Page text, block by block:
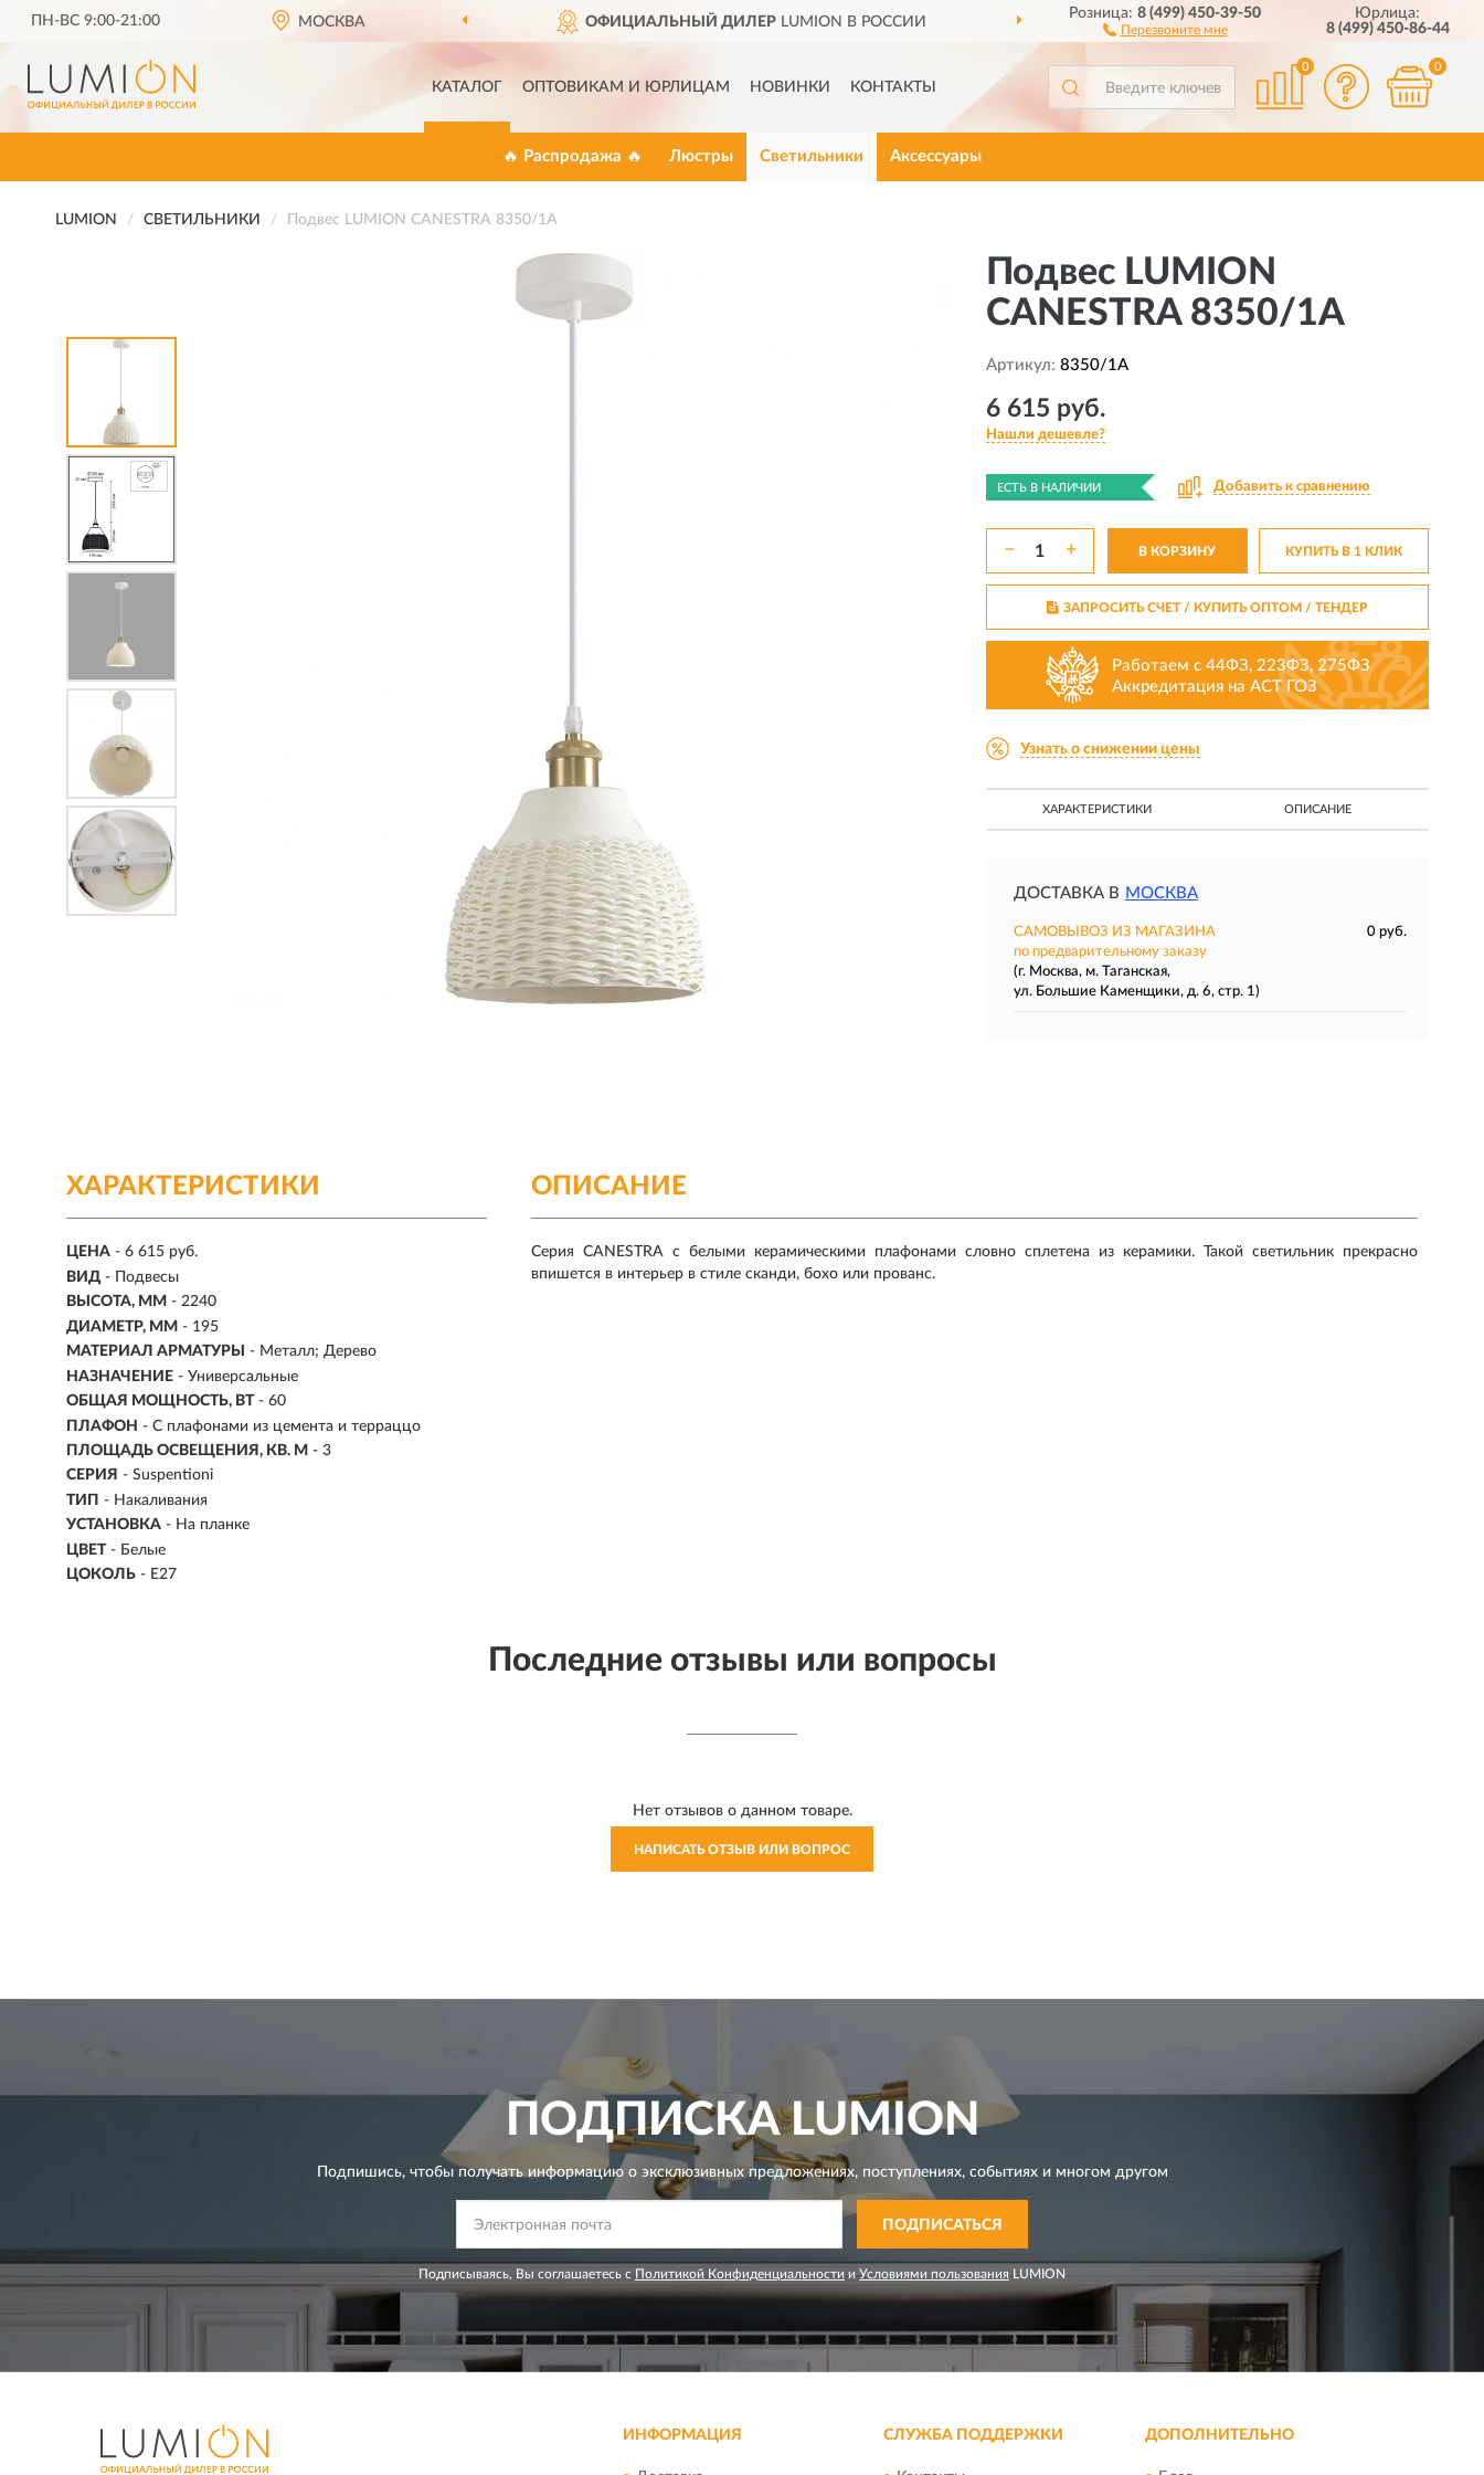
ПН-ВС 9:00-21:00 МОСКВА ОФИЦИАЛЬНЫЙ ДИЛЕР LUMION В РОССИИ ДОСТАВИМ ПО ВСЕЙ РОССИИ
Розница:8 (499) 450-39-50
Перезвоните мне
Юрлица:
8 (499) 450-86-44
КАТАЛОГ ОПТОВИКАМ И ЮРЛИЦАМ НОВИНКИ КОНТАКТЫ
0 0
🔥 Распродажа 🔥 Люстры Светильники Аксессуары
LUMION СВЕТИЛЬНИКИ Подвес LUMION CANESTRA 8350/1A
Подвес LUMION
CANESTRA 8350/1A
Артикул: 8350/1A
6 615 руб.
Нашли дешевле?
ЕСТЬ В НАЛИЧИИ Добавить к сравнению
− + В КОРЗИНУ КУПИТЬ В 1 КЛИК
ЗАПРОСИТЬ СЧЕТ / КУПИТЬ ОПТОМ/ ТЕНДЕР
Работаем с 44ФЗ, 223ФЗ, 275ФЗ
Аккредитация на АСТ ГОЗ
Узнать о снижении цены
ХАРАКТЕРИСТИКИ ОПИСАНИЕ
ДОСТАВКА В МОСКВА
САМОВЫВОЗ ИЗ МАГАЗИНА
0 руб.
по предварительному заказу
(г. Москва, м. Таганская,
ул. Большие Каменщики, д. 6, стр. 1)
ХАРАКТЕРИСТИКИ
ЦЕНА - 6 615 руб.
ВИД - Подвесы
ВЫСОТА, ММ - 2240
ДИАМЕТР, ММ - 195
МАТЕРИАЛ АРМАТУРЫ
- Металл; Дерево
НАЗНАЧЕНИЕ - Универсальные
ОБЩАЯ МОЩНОСТЬ, ВТ - 60
ПЛАФОН - С плафонами из цемента и терраццо
ПЛОЩАДЬ ОСВЕЩЕНИЯ, КВ. М - 3
СЕРИЯ - Suspentioni
ТИП - Накаливания
УСТАНОВКА - На планке
ЦВЕТ - Белые
ЦОКОЛЬ - E27
ОПИСАНИЕ
Серия CANESTRA с белыми керамическими плафонами словно сплетена из керамики. Такой светильник прекрасно
впишется в интерьер в стиле сканди, бохо или прованс.
Последние отзывы или вопросы
Нет отзывов о данном товаре.
НАПИСАТЬ ОТЗЫВ ИЛИ ВОПРОС
ПОДПИСКАLUMION
Подпишись, чтобы получать информацию о эксклюзивных предложениях,поступлениях, событиях и многом другом
ПОДПИСАТЬСЯ
Подписываясь, Вы соглашаетесь с Политикой Конфиденциальности и Условиями пользования LUMION
ИНФОРМАЦИЯ СЛУЖБА ПОДДЕРЖКИ ДОПОЛНИТЕЛЬНО